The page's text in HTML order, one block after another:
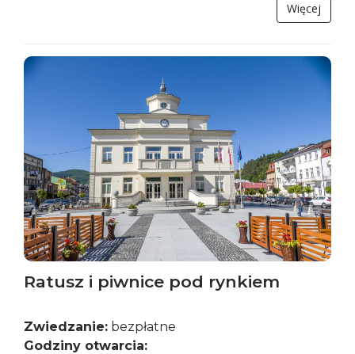
Więcej
Ratusz i piwnice pod rynkiem
Zwiedzanie: bezpłatne
Godziny otwarcia: